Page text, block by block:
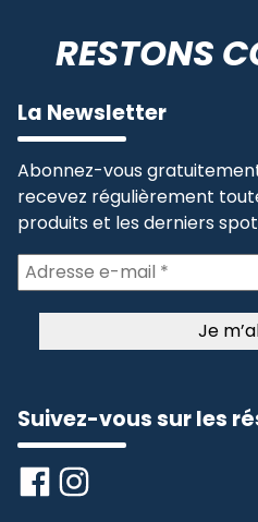
RESTONS
La Newsletter
Abonnez-vous
recevez régulièrement
produits et les derniers
Suivez-vous sur les